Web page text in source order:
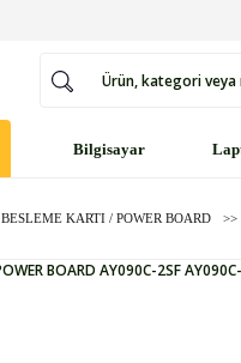
Bilgisayar
BESLEME KARTI / POWER BOARD